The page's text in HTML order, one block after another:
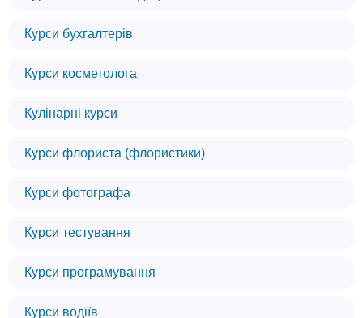
Курси бухгалтерів
Курси косметолога
Кулінарні курси
Курси флориста (флористики)
Курси фотографа
Курси тестування
Курси програмування
Курси водіїв